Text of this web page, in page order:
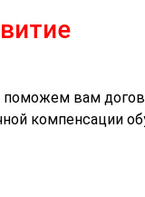
поможем вам
компенсации